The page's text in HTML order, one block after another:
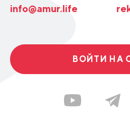
info@amur.life
ВОЙТИ НА